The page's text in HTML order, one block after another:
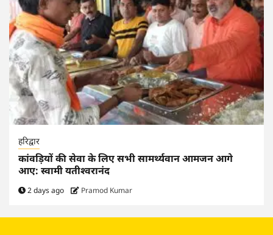
हरिद्वार
कांवड़ियों की सेवा के लिए सभी सामर्थ्यवान आमजन आगे
आए: स्वामी यतीश्वरानंद
2 days ago Pramod Kumar